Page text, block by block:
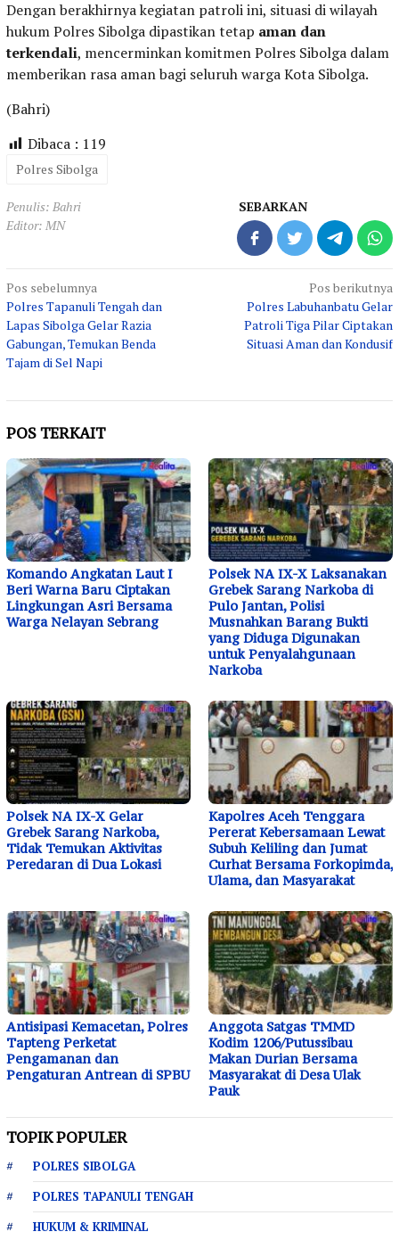
Dengan berakhirnya kegiatan patroli ini, situasi di wilayah
hukum Polres Sibolga dipastikan tetap aman dan
terkendali, mencerminkan komitmen Polres Sibolga dalam
memberikan rasa aman bagi seluruh warga Kota Sibolga.
(Bahri)
Dibaca : 119
Polres Sibolga
Penulis: Bahri
Editor: MN
SEBARKAN
Navigasi
pos
Pos sebelumnya
Polres Tapanuli Tengah dan
Lapas Sibolga Gelar Razia
Gabungan, Temukan Benda
Tajam di Sel Napi
Pos berikutnya
Polres Labuhanbatu Gelar
Patroli Tiga Pilar Ciptakan
Situasi Aman dan Kondusif
POS TERKAIT
Komando Angkatan Laut I
Beri Warna Baru Ciptakan
Lingkungan Asri Bersama
Warga Nelayan Sebrang
Polsek NA IX-X Laksanakan
Grebek Sarang Narkoba di
Pulo Jantan, Polisi
Musnahkan Barang Bukti
yang Diduga Digunakan
untuk Penyalahgunaan
Narkoba
Polsek NA IX-X Gelar
Grebek Sarang Narkoba,
Tidak Temukan Aktivitas
Peredaran di Dua Lokasi
Kapolres Aceh Tenggara
Pererat Kebersamaan Lewat
Subuh Keliling dan Jumat
Curhat Bersama Forkopimda,
Ulama, dan Masyarakat
Antisipasi Kemacetan, Polres
Tapteng Perketat
Pengamanan dan
Pengaturan Antrean di SPBU
Anggota Satgas TMMD
Kodim 1206/Putussibau
Makan Durian Bersama
Masyarakat di Desa Ulak
Pauk
TOPIK POPULER
POLRES SIBOLGA
POLRES TAPANULI TENGAH
HUKUM & KRIMINAL